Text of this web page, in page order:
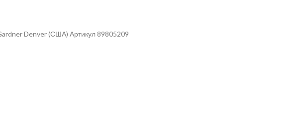
Denver (США) Артикул 89805209